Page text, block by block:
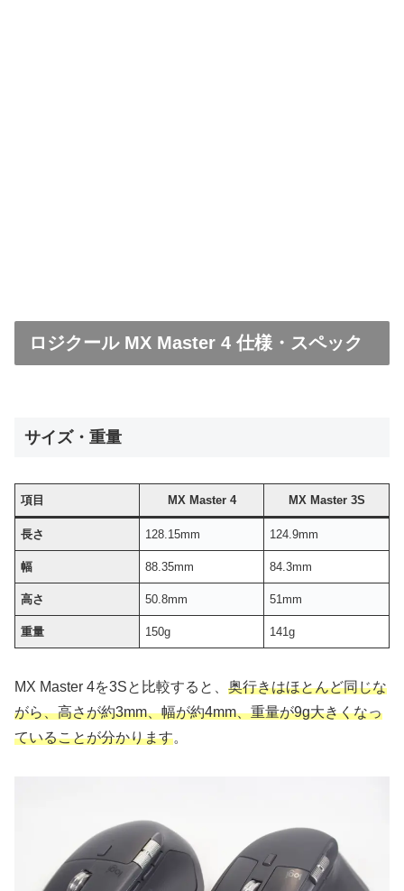
ロジクール MX Master 4 仕様・スペック
サイズ・重量
項目 MX Master 4 MX Master 3S
長さ 128.15mm 124.9mm
幅 88.35mm 84.3mm
高さ 50.8mm 51mm
重量 150g 141g
MX Master 4を3Sと比較すると、 奥行きはほとんど同じな
がら、高さが約3mm、幅が約4mm、重量が9g大きくなっ
ていることが分かります。